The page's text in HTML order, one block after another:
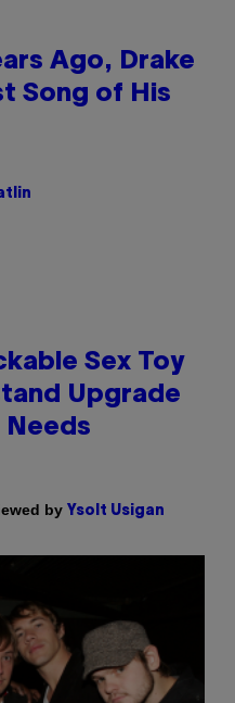
Ago, Drake
Song of His
Sex Toy
Upgrade
Needs
by Ysolt Usigan